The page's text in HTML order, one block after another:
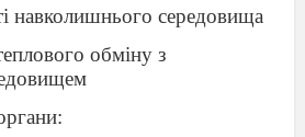
навколишнього середовища
обміну з